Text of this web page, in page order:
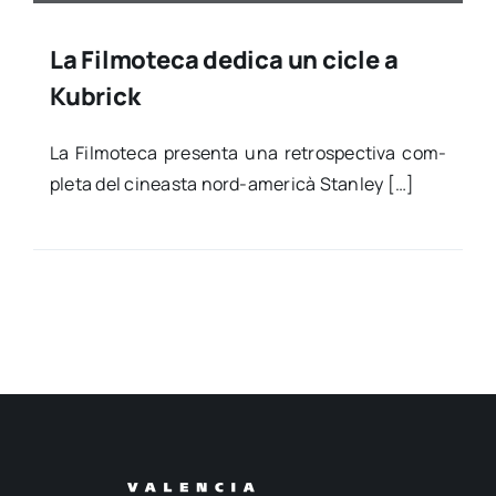
La Filmoteca dedica un cicle a
Kubrick
La Fil­mo­te­ca pre­sen­ta una retros­pec­ti­va com­
ple­ta del cineas­ta nord-ame­­­ri­­­cà Stan­ley […]